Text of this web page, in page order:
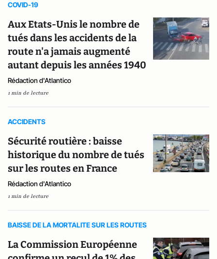
COVID-19
Aux Etats-Unis le nombre de
tués dans les accidents de la
route n'a jamais augmenté
autant depuis les années 1940
Rédaction d'Atlantico
1 min de lecture
ACCIDENTS
Sécurité routière : baisse
historique du nombre de tués
sur les routes en France
Rédaction d'Atlantico
1 min de lecture
BAISSE DE LA MORTALITE SUR LES ROUTES
La Commission Européenne